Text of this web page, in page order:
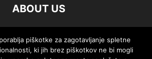
ABOUT US
FOLLOW US
piškotke za zagotavljanje spletne
ki jih brez piškotkov ne bi mogli